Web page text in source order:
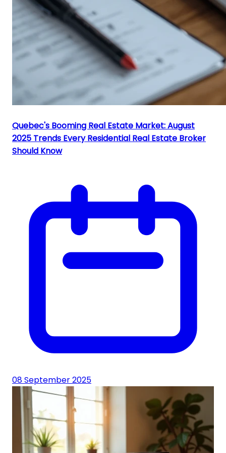
Quebec's Booming Real Estate Market: August
2025 Trends Every Residential Real Estate Broker
Should Know
08 September 2025